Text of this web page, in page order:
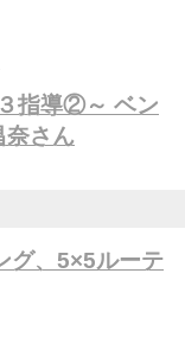
指導②～ ベン
奈さん
グ、5×5ルーテ